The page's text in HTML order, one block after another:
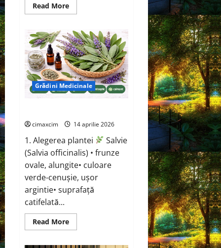
Read MoreRead
more
ciobanului
(Capsella
bursa-
pastoris)
Grădini Medicinale
cimaxcim 14 aprilie 2026
1. Alegerea plantei
Salvie
(Salvia officinalis) • frunze
ovale, alungite• culoare
verde-cenușie, ușor
argintie• suprafață
catifelată...
Read MoreRead
more